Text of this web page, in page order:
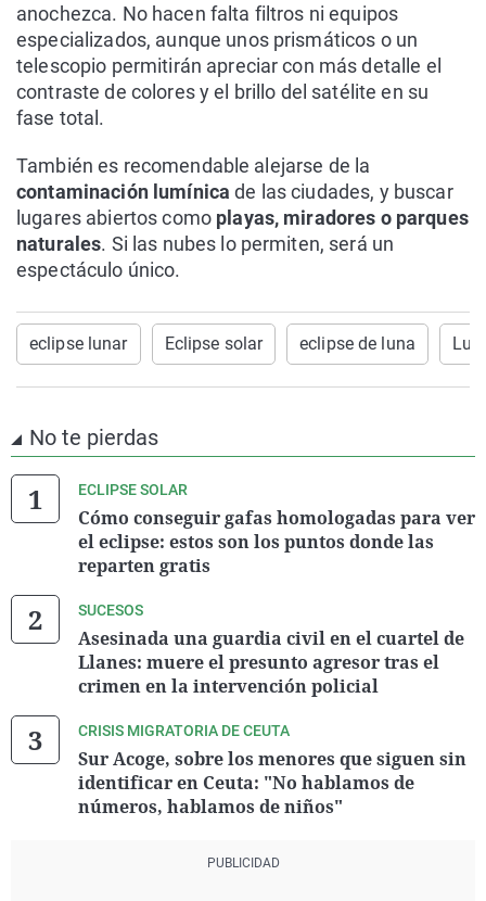
anochezca. No hacen falta filtros ni equipos
especializados, aunque unos prismáticos o un
telescopio permitirán apreciar con más detalle el
contraste de colores y el brillo del satélite en su
fase total.
También es recomendable alejarse de la
contaminación lumínica de las ciudades, y buscar
lugares abiertos como playas, miradores o parques
naturales. Si las nubes lo permiten, será un
espectáculo único.
eclipse lunar Eclipse solar eclipse de luna
No te pierdas
ECLIPSE SOLAR
Cómo conseguir gafas homologadas para ver
el eclipse: estos son los puntos donde las
reparten gratis
SUCESOS
Asesinada una guardia civil en el cuartel de
Llanes: muere el presunto agresor tras el
crimen en la intervención policial
CRISIS MIGRATORIA DE CEUTA
Sur Acoge, sobre los menores que siguen sin
identificar en Ceuta: "No hablamos de
números, hablamos de niños"